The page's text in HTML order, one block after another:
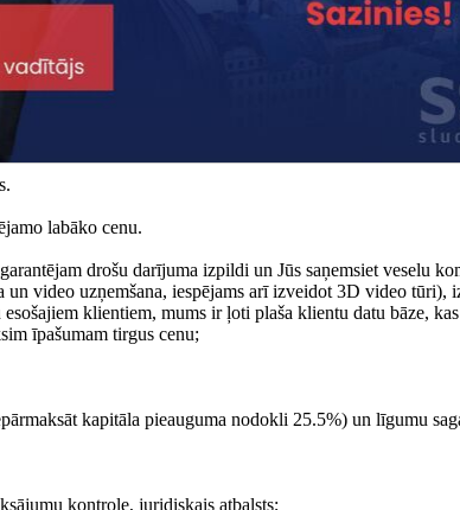
labāko cenu.
drošu darījuma izpildi un Jūs saņemsiet veselu
video uzņemšana, iespējams arī izveidot 3D video tūri),
klientiem, mums ir ļoti plaša klientu datu bāze,
īpašumam tirgus cenu;
kapitāla pieauguma nodokli 25.5%) un līgumu
kontrole, juridiskais atbalsts;